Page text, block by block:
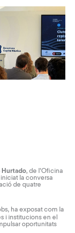
Hurtado, de l’Oficina
la conversa
de quatre
, ha exposat com la
i institucions en el
oportunitats